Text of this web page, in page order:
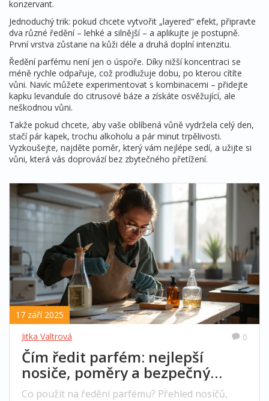
konzervant.
Jednoduchý trik: pokud chcete vytvořit „layered“ efekt, připravte
dva různé ředění – lehké a silnější – a aplikujte je postupně.
První vrstva zůstane na kůži déle a druhá doplní intenzitu.
Ředění parfému není jen o úspoře. Díky nižší koncentraci se
méně rychle odpařuje, což prodlužuje dobu, po kterou cítíte
vůni. Navíc můžete experimentovat s kombinacemi – přidejte
kapku levandule do citrusové báze a získáte osvěžující, ale
neškodnou vůni.
Takže pokud chcete, aby vaše oblíbená vůně vydržela celý den,
stačí pár kapek, trochu alkoholu a pár minut trpělivosti.
Vyzkoušejte, najděte poměr, který vám nejlépe sedí, a užijte si
vůni, která vás doprovází bez zbytečného přetížení.
17 září 2025
Jitka Valtrová
0
Čím ředit parfém: nejlepší
nosiče, poměry a bezpečný
postup (průvodce)
Co použít na ředění parfému? Přehled nosičů,